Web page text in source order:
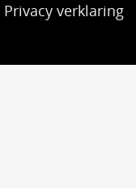
Privacy verklaring